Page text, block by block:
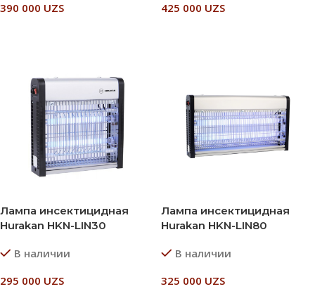
390 000 UZS
425 000 UZS
Лампа инсектицидная
Hurakan HKN-LIN30
В наличии
295 000 UZS
Лампа инсектицидная
Hurakan HKN-LIN80
В наличии
325 000 UZS